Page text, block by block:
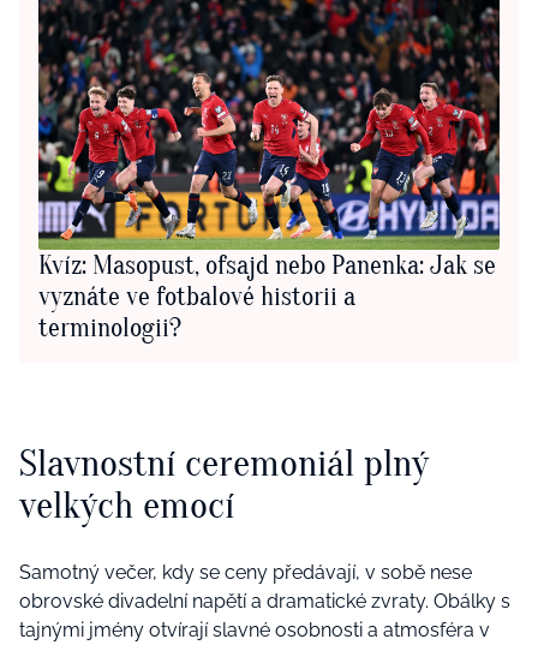
Kvíz: Masopust, ofsajd nebo Panenka: Jak se
vyznáte ve fotbalové historii a
terminologii?
Slavnostní ceremoniál plný
velkých emocí
Samotný večer, kdy se ceny předávají, v sobě nese
obrovské divadelní napětí a dramatické zvraty. Obálky s
tajnými jmény otvírají slavné osobnosti a atmosféra v